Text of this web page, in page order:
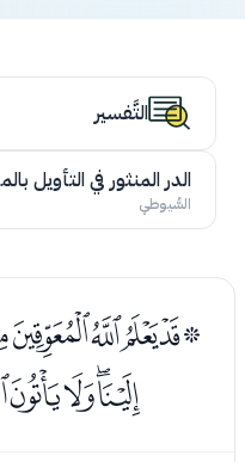
التَّفسير
الدر المنثور في التأويل
السُّيوطي